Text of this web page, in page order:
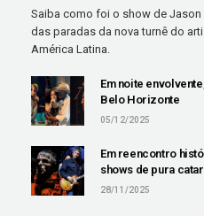
Saiba como foi o show de Jason
das paradas da nova turnê do
América Latina.
Em noite
Belo Horizonte
05/12/2025
Em reencontro
shows de pura
28/11/2025